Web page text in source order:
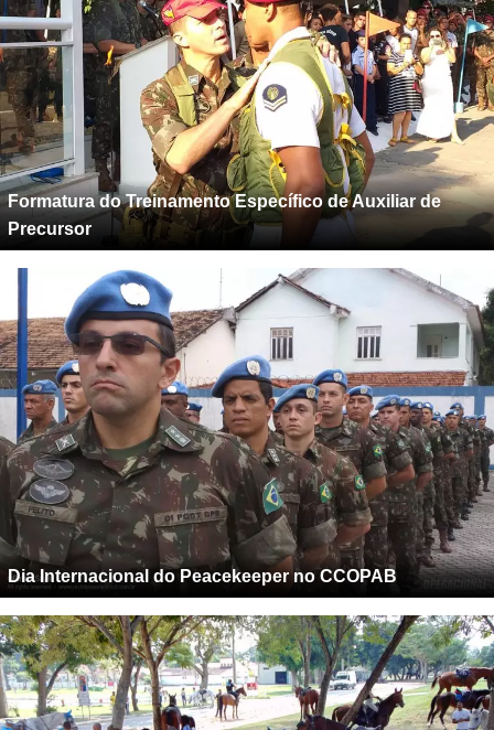
Formatura do Treinamento Específico de Auxiliar de
Precursor
Dia Internacional do Peacekeeper no CCOPAB